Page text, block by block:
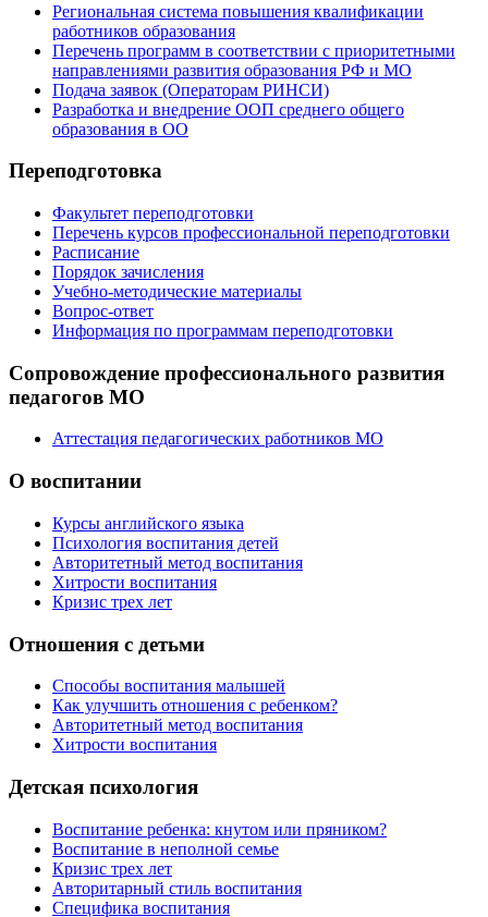
Региональная система повышения квалификации
работников образования
Перечень программ в соответствии с приоритетными
направлениями развития образования РФ и МО
Подача заявок (Операторам РИНСИ)
Разработка и внедрение ООП среднего общего
образования в ОО
Переподготовка
Факультет переподготовки
Перечень курсов профессиональной переподготовки
Расписание
Порядок зачисления
Учебно-методические материалы
Вопрос-ответ
Информация по программам переподготовки
Сопровождение профессионального развития
педагогов МО
Аттестация педагогических работников МО
О воспитании
Курсы английского языка
Психология воспитания детей
Авторитетный метод воспитания
Хитрости воспитания
Кризис трех лет
Отношения с детьми
Способы воспитания малышей
Как улучшить отношения с ребенком?
Авторитетный метод воспитания
Хитрости воспитания
Детская психология
Воспитание ребенка: кнутом или пряником?
Воспитание в неполной семье
Кризис трех лет
Авторитарный стиль воспитания
Специфика воспитания